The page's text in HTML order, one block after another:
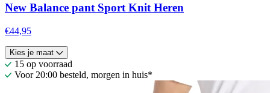
New Balance pant Sport Knit Heren
€44,95
Kies je maat
15 op voorraad
Voor 20:00 besteld, morgen in huis*